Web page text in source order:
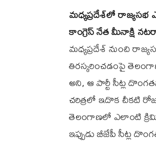
మధ్యప్రదేశ్‌లో రాజ్యసభ
కాంగ్రెస్ నేత మీనాక్షి
మధ్యప్రదేశ్‌ నుంచి
తిరస్కరించడంపై
అని, ఆ పార్టీ సీట్ల
చరిత్రలో ఇదొక చీకటి
తెలంగాణలో ఎలాంటి
ఇప్పుడు బీజేపీ సీట్ల